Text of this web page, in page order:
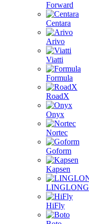
Forward
Centara
Arivo
Viatti
Formula
RoadX
Onyx
Nortec
Goform
Kapsen
LINGLONG
HiFly